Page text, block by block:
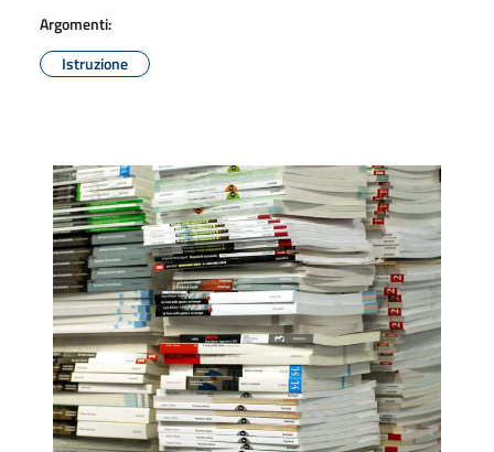
Argomenti:
Istruzione